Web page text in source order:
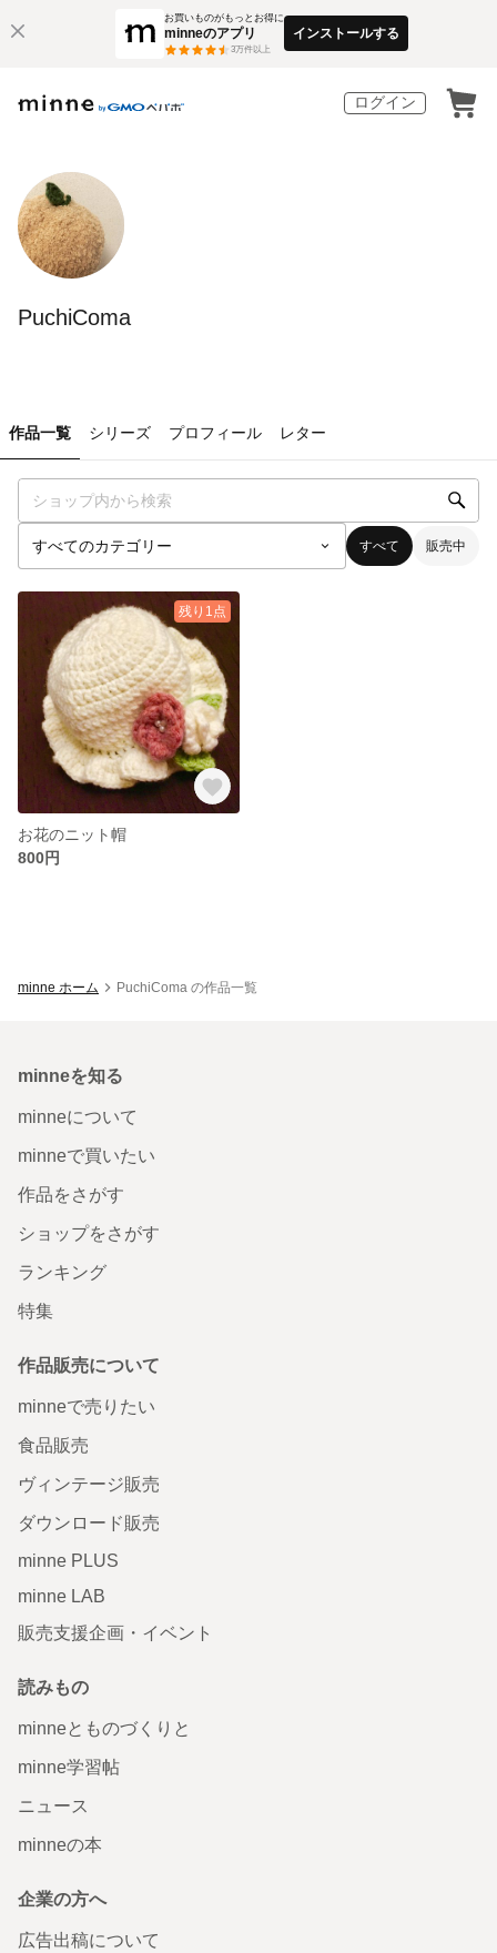
お買いものがもっとお得に
minneのアプリ
3万件以上
インストールする
ログイン
PuchiComa
作品一覧 シリーズ プロフィール レター
すべて 販売中
残り1点
お花のニット帽
800円
minne ホーム PuchiComa の作品一覧
minneを知る
minneについて
minneで買いたい
作品をさがす
ショップをさがす
ランキング
特集
作品販売について
minneで売りたい
食品販売
ヴィンテージ販売
ダウンロード販売
minne PLUS
minne LAB
販売支援企画・イベント
読みもの
minneとものづくりと
minne学習帖
ニュース
minneの本
企業の方へ
広告出稿について